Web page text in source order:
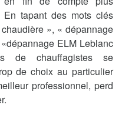
En tapant des mots clés
», « dépannage
ELM Leblanc
de chauffagistes se
de choix au particulier
professionnel, perd